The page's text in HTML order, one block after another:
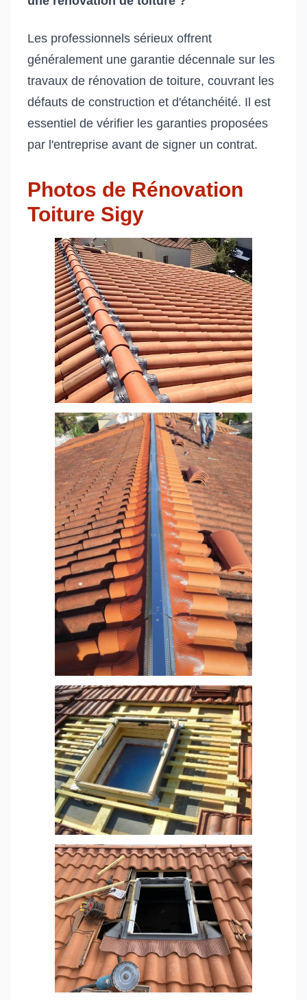
Les professionnels sérieux offrent
généralement une garantie décennale sur les
travaux de rénovation de toiture, couvrant les
défauts de construction et d'étanchéité. Il est
essentiel de vérifier les garanties proposées
par l'entreprise avant de signer un contrat.
Photos de Rénovation
Toiture Sigy